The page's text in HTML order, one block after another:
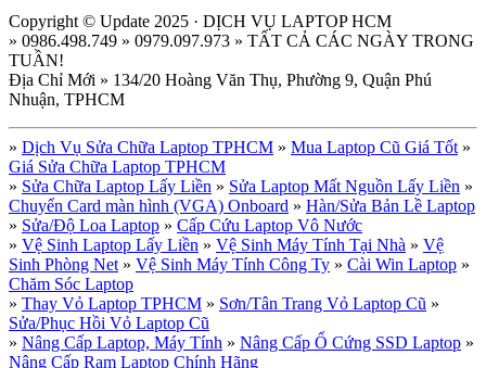
Copyright © Update 2025 · DỊCH VỤ LAPTOP HCM
» 0986.498.749 » 0979.097.973 » TẤT CẢ CÁC NGÀY TRONG
TUẦN!
Địa Chỉ Mới » 134/20 Hoàng Văn Thụ, Phường 9, Quận Phú
Nhuận, TPHCM
» Dịch Vụ Sửa Chữa Laptop TPHCM » Mua Laptop Cũ Giá Tốt »
Giá Sửa Chữa Laptop TPHCM
» Sửa Chữa Laptop Lấy Liền » Sửa Laptop Mất Nguồn Lấy Liền »
Chuyển Card màn hình (VGA) Onboard » Hàn/Sửa Bản Lề Laptop
» Sửa/Độ Loa Laptop » Cấp Cứu Laptop Vô Nước
» Vệ Sinh Laptop Lấy Liền » Vệ Sinh Máy Tính Tại Nhà » Vệ
Sinh Phòng Net » Vệ Sinh Máy Tính Công Ty » Cài Win Laptop »
Chăm Sóc Laptop
» Thay Vỏ Laptop TPHCM » Sơn/Tân Trang Vỏ Laptop Cũ »
Sửa/Phục Hồi Vỏ Laptop Cũ
» Nâng Cấp Laptop, Máy Tính » Nâng Cấp Ổ Cứng SSD Laptop »
Nâng Cấp Ram Laptop Chính Hãng